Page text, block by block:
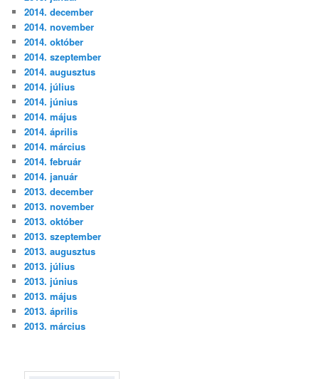
2014. december
2014. november
2014. október
2014. szeptember
2014. augusztus
2014. július
2014. június
2014. május
2014. április
2014. március
2014. február
2014. január
2013. december
2013. november
2013. október
2013. szeptember
2013. augusztus
2013. július
2013. június
2013. május
2013. április
2013. március